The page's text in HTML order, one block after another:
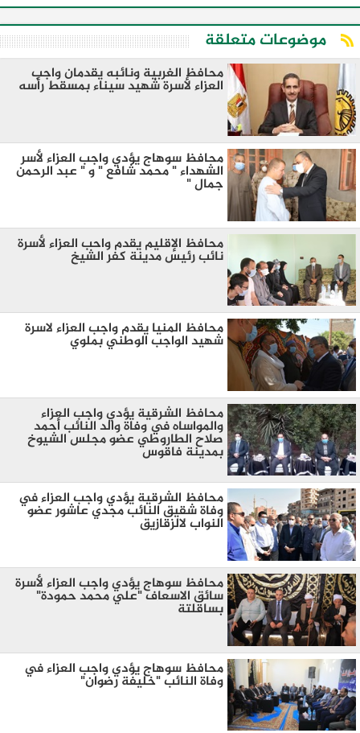
موضوعات متعلقة
محافظ الغربية ونائبه يقدمان واجب
العزاء لأسرة شهيد سيناء بمسقط رأسه
محافظ سوهاج يؤدي واجب العزاء لأسر
الشهداء " محمد شافع " و " عبد الرحمن
جمال "
محافظ الإقليم يقدم واحب العزاء لأسرة
نائب رئيس مدينة كفر الشيخ
محافظ المنيا يقدم واجب العزاء لاسرة
شهيد الواجب الوطني بملوي
محافظ الشرقية يؤدي واجب العزاء
والمواساه في وفاة والد النائب أحمد
صلاح الطاروطي عضو مجلس الشيوخ
بمدينة فاقوس
محافظ الشرقية يؤدي واجب العزاء في
وفاة شقيق النائب مجدي عاشور عضو
النواب لالزقازيق
محافظ سوهاج يؤدي واجب العزاء لأسرة
سائق الاسعاف "علي محمد حمودة"
بساقلتة
محافظ سوهاج يؤدي واجب العزاء في
وفاة النائب "خليفة رضوان"